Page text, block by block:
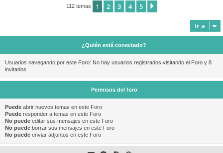
112 temas 1 2 3 4 5
Ir a
¿Quién está conectado?
Usuarios navegando por este Foro: No hay usuarios registrados visitando el Foro y 8
invitados
Permisos del foro
Puede abrir nuevos temas en este Foro
Puede responder a temas en este Foro
No puede editar sus mensajes en este Foro
No puede borrar sus mensajes en este Foro
No puede enviar adjuntos en este Foro